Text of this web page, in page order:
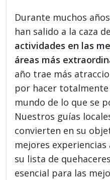
Durante muchos
han salido a la caza de
actividades en las
áreas más
año trae más
por hacer
mundo de lo que se
Nuestros guías
convierten en su
mejores
su lista de
esencial para las